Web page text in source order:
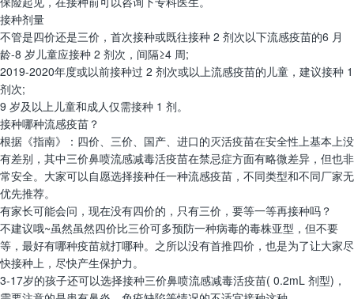
接种剂量
不管是四价还是三价，首次接种或既往接种 2 剂次以下流感疫苗的6 月
龄-8 岁儿童应接种 2 剂次，间隔≥4 周;
2019-2020年度或以前接种过 2 剂次或以上流感疫苗的儿童，建议接种 1
剂次;
9 岁及以上儿童和成人仅需接种 1 剂。
接种哪种流感疫苗？
根据《指南》：四价、三价、国产、进口的灭活疫苗在安全性上基本上没
有差别，其中三价鼻喷流感减毒活疫苗在禁忌症方面有略微差异，但也非
常安全。大家可以自愿选择接种任一种流感疫苗，不同类型和不同厂家无
优先推荐。
有家长可能会问，现在没有四价的，只有三价，要等一等再接种吗？
不建议哦~虽然虽然四价比三价可多预防一种病毒的毒株亚型，但不要
等，最好有哪种疫苗就打哪种。之所以没有首推四价，也是为了让大家尽
快接种上，尽快产生保护力。
3-17岁的孩子还可以选择接种三价鼻喷流感减毒活疫苗( 0.2mL 剂型)，